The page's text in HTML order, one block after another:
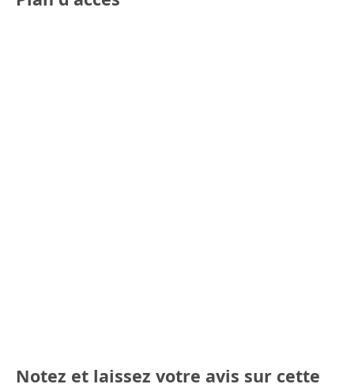
Notez et laissez votre avis sur cette